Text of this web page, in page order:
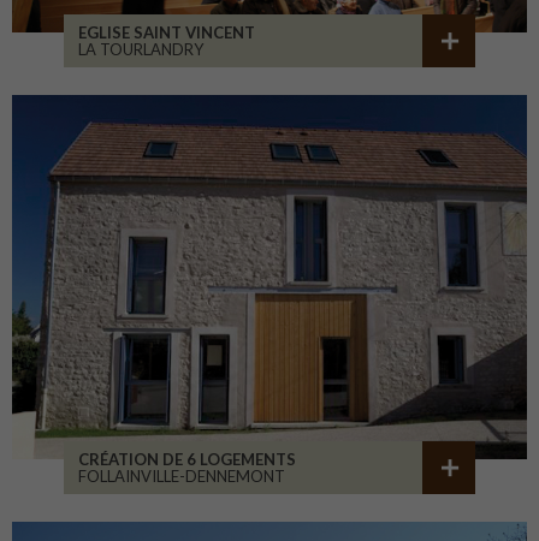
EGLISE SAINT VINCENT
LA TOURLANDRY
CRÉATION DE 6 LOGEMENTS
FOLLAINVILLE-DENNEMONT